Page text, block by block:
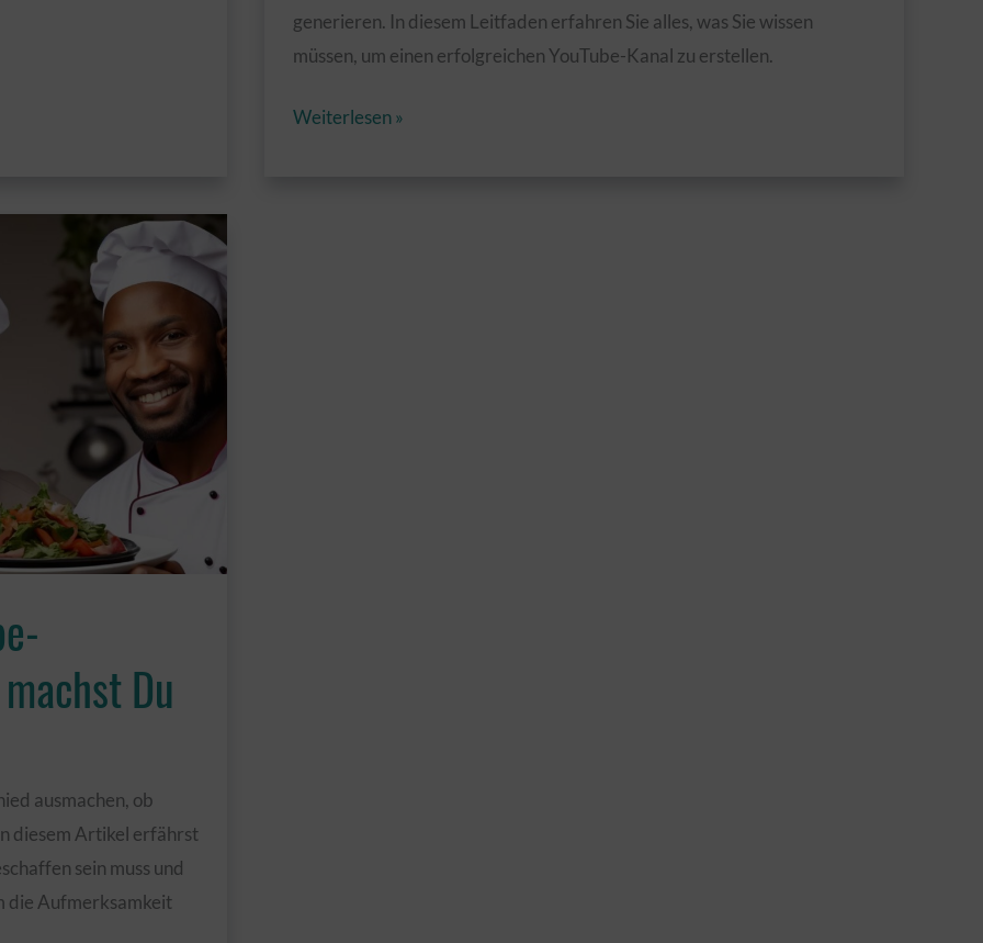
generieren. In diesem Leitfaden erfahren Sie alles, was Sie wissen
müssen, um einen erfolgreichen YouTube-Kanal zu erstellen.
Der
Weiterlesen »
Du
ausmachen, ob
diesem Artikel erfährst
sein muss und
die Aufmerksamkeit